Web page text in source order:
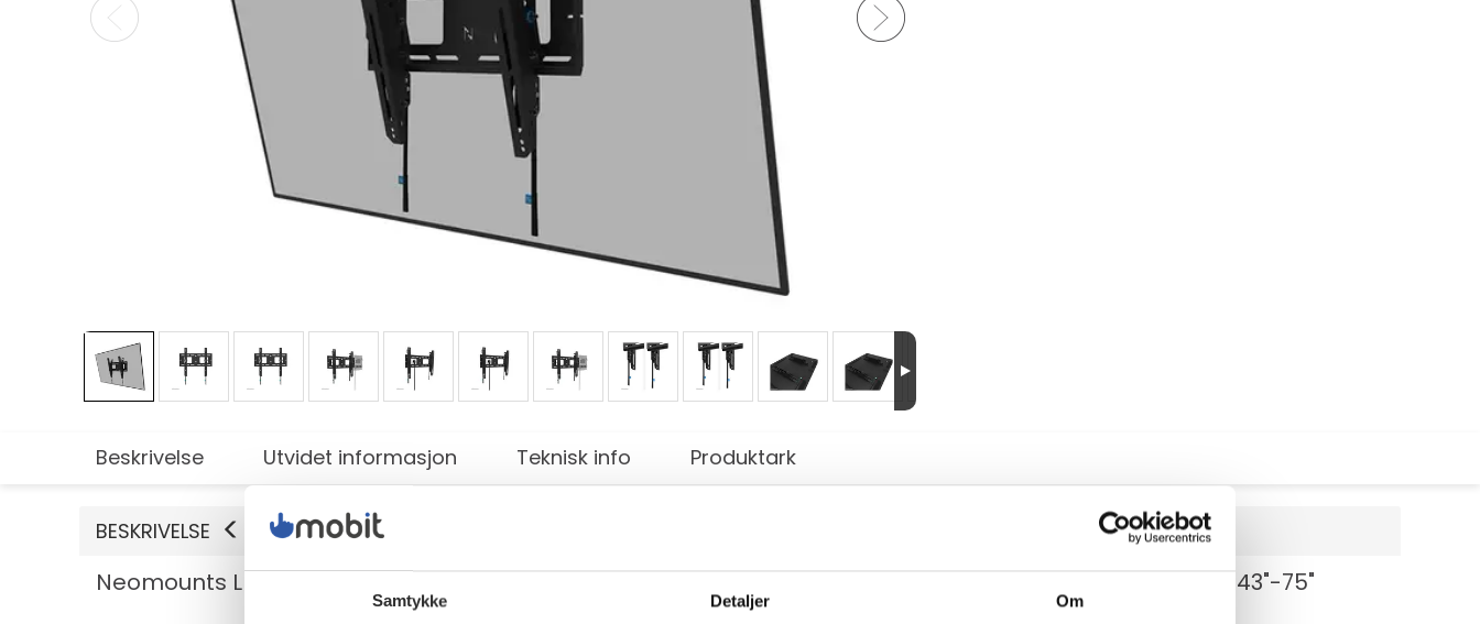
Samtykke Detaljer Om
Beskrivelse Utvidet informasjon Teknisk info Produktark
BESKRIVELSE
Neomounts LEVEL-750 - Monteringssett - for TV - tungt arbeid - låsbar - stål - svart - skjermstørrelse: 43"-75"